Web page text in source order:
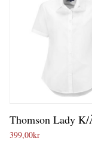
Thomson Lady K/
399,00kr